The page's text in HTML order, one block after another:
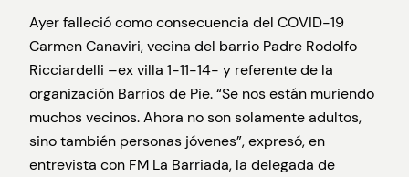
Ayer falleció como consecuencia del COVID-19
Carmen Canaviri, vecina del barrio Padre Rodolfo
Ricciardelli –ex villa 1-11-14- y referente de la
organización Barrios de Pie. “Se nos están muriendo
muchos vecinos. Ahora no son solamente adultos,
sino también personas jóvenes”, expresó, en
entrevista con FM La Barriada, la delegada de